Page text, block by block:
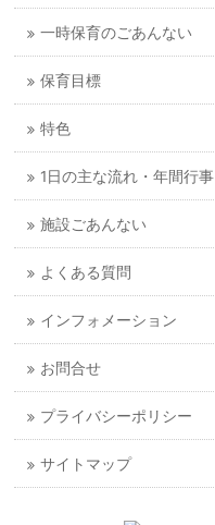
一時保育のごあんない
保育目標
特色
1日の主な流れ・年間行事
施設ごあんない
よくある質問
インフォメーション
お問合せ
プライバシーポリシー
サイトマップ